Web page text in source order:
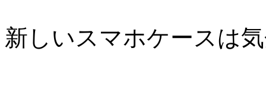
新しいスマホケースは